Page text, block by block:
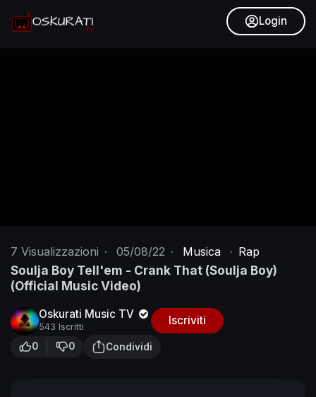
Login
7 Visualizzazioni · 05/08/22 · Musica · Rap
Soulja Boy Tell'em - Crank That (Soulja Boy)
(Official Music Video)
Oskurati Music TV
543 Iscritti Iscriviti
0 0 Condividi